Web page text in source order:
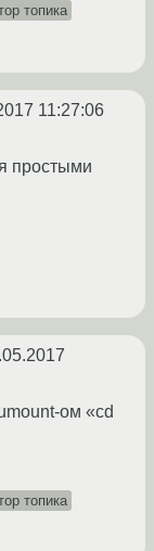
топика
11:27:06
простыми
ом «cd
топика